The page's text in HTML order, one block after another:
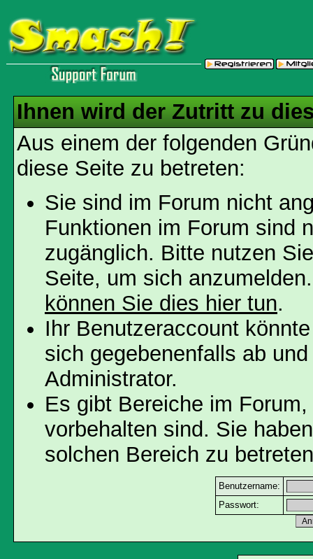
Ihnen wird der Zutritt zu
Aus einem der folgenden
diese Seite zu betreten:
Sie sind im Forum nicht
Funktionen im Forum sind
zugänglich. Bitte nutzen
Seite, um sich
können Sie dies hier tun.
Ihr Benutzeraccount
sich gegebenenfalls ab
Administrator.
Es gibt Bereiche im
vorbehalten sind. Sie
solchen Bereich zu
Benutzername:
Passwort: